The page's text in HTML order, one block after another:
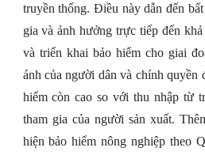
truyền thống. Điều này dẫn đến
gia và ảnh hưởng trực tiếp đến
và triển khai bảo hiểm cho giai
ánh của người dân và chính quyền
hiểm còn cao so với thu nhập từ
tham gia của người sản xuất.
hiện bảo hiểm nông nghiệp theo